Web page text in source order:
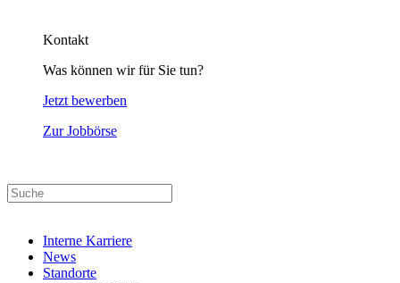
Kontakt
Was können wir für Sie tun?
Jetzt bewerben
Zur Jobbörse
Interne Karriere
News
Standorte